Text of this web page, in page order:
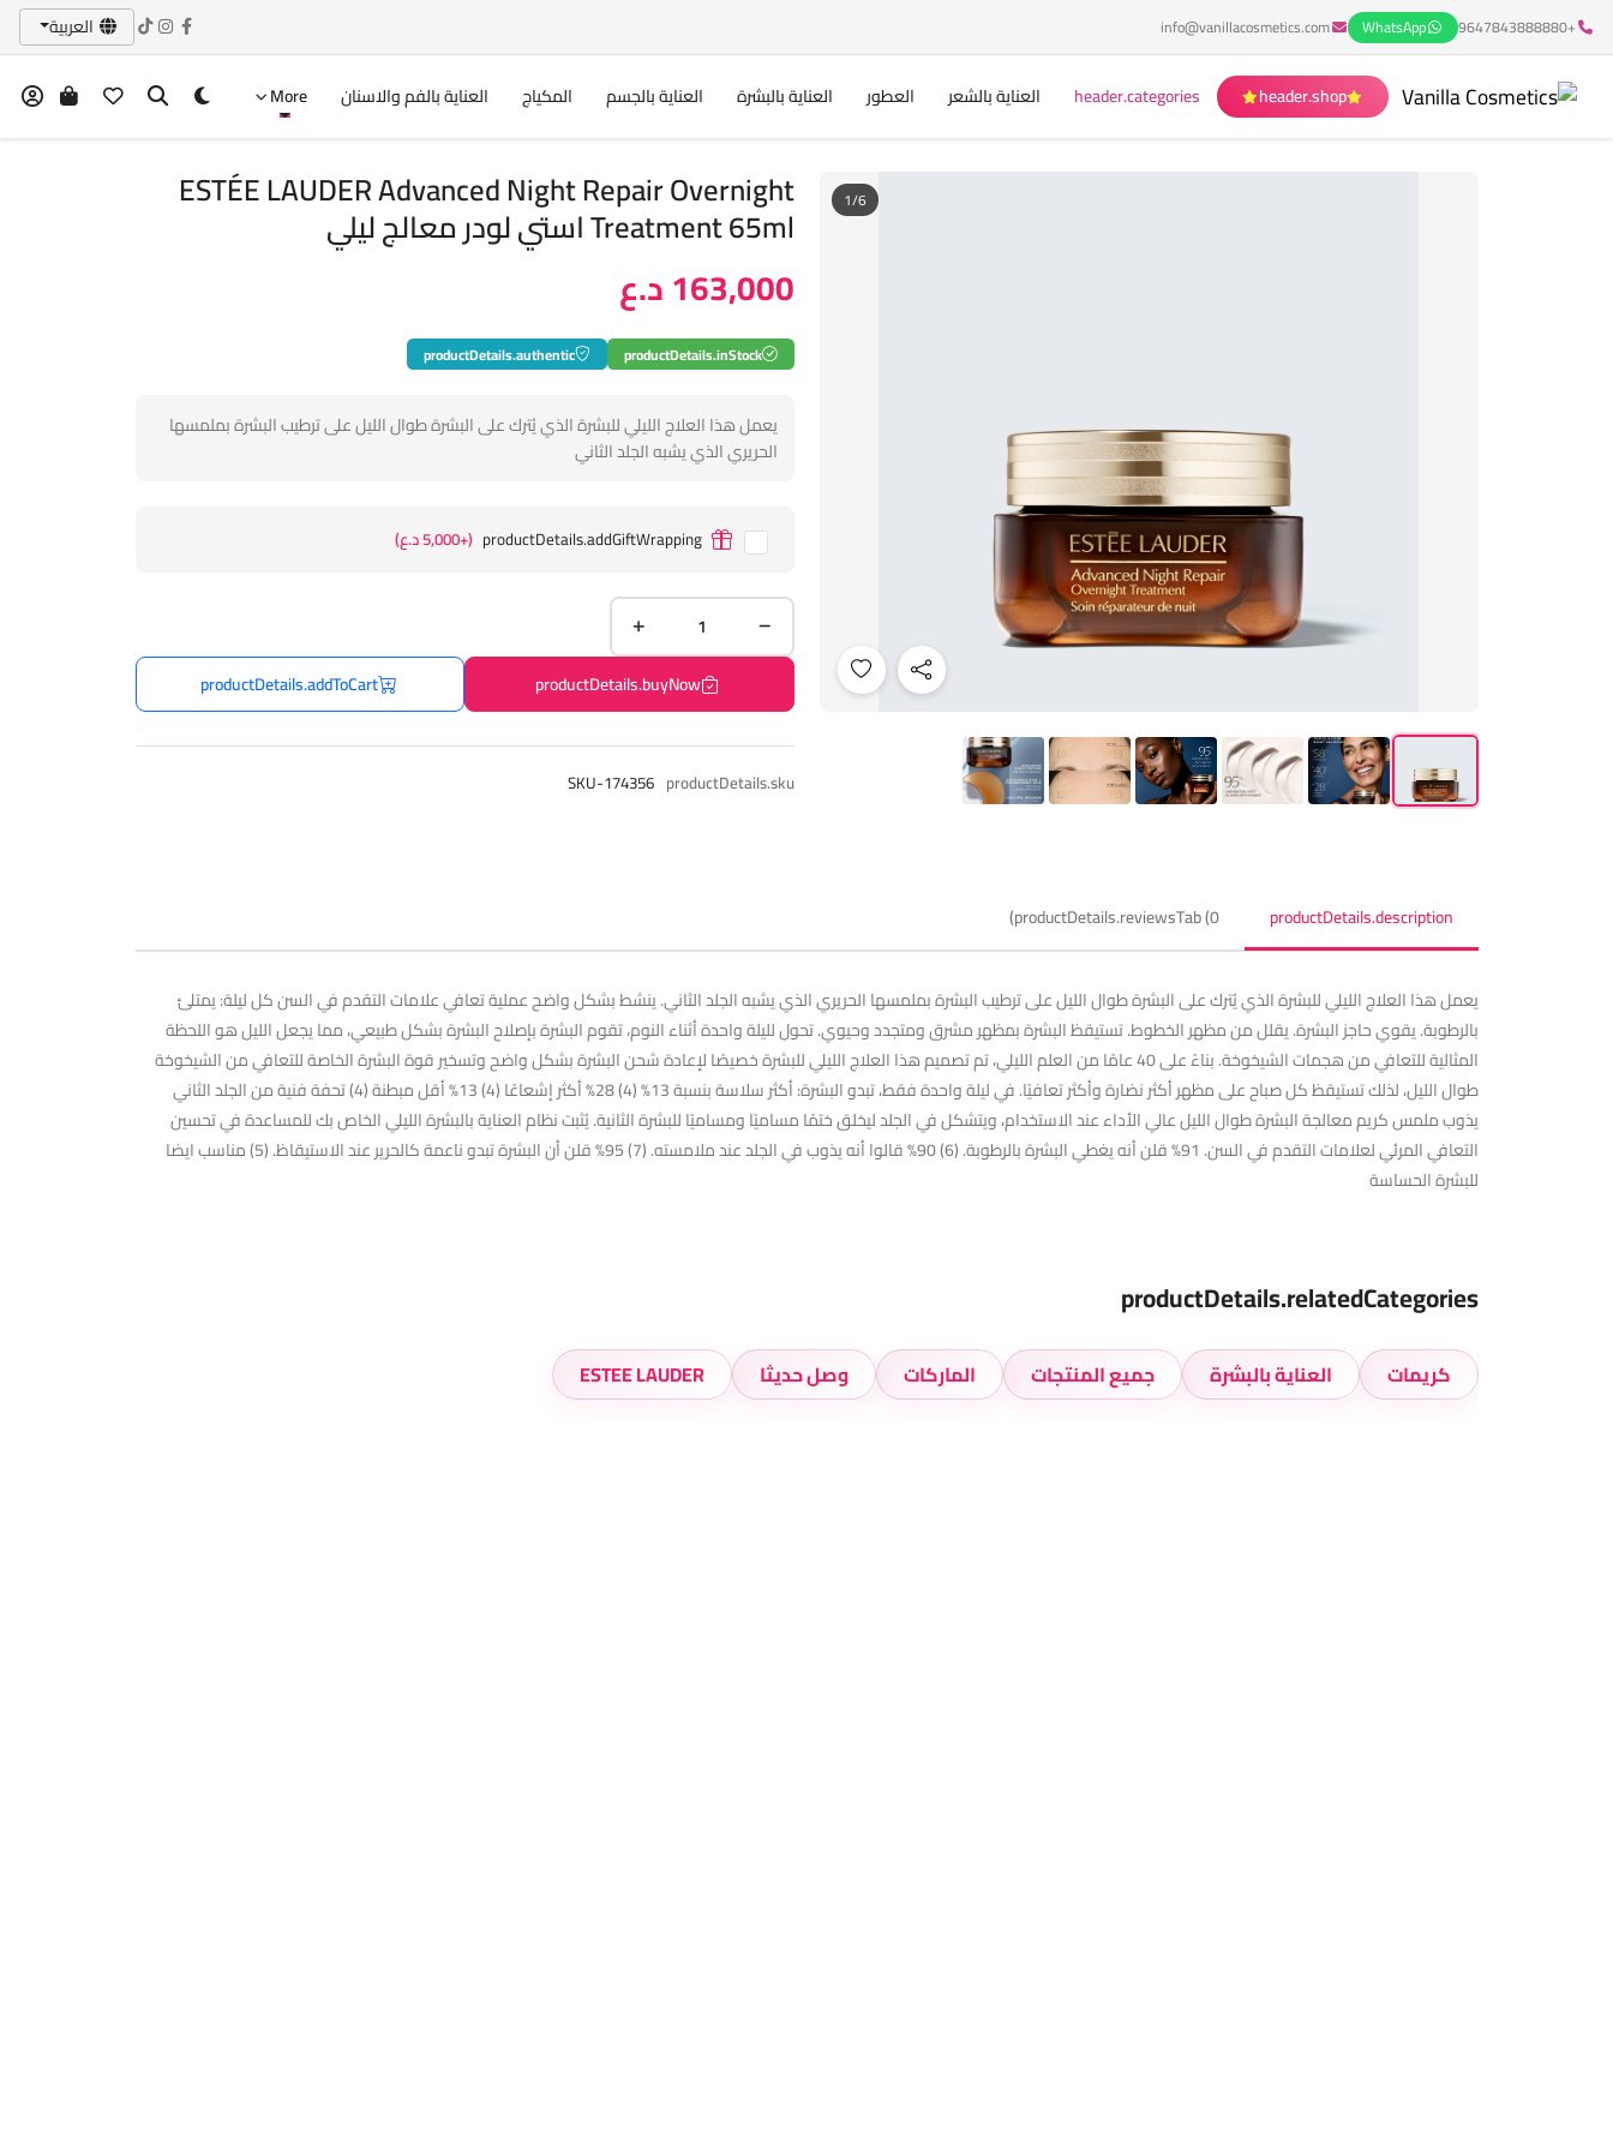
+9647843888880
WhatsApp
info@vanillacosmetics.com العربية
header.shop
header.categories العناية بالشعر العطور العناية بالبشرة العناية بالجسم المكياج العناية بالفم والاسنان More
1/6
ESTÉE LAUDER Advanced Night Repair Overnight
Treatment 65ml استي لودر معالج ليلي
163,000 د.ع
productDetails.inStock
productDetails.authentic
يعمل هذا العلاج الليلي للبشرة الذي يُترك على البشرة طوال الليل على ترطيب البشرة بملمسها
الحريري الذي يشبه الجلد الثاني
productDetails.addGiftWrapping (+5,000 د.ع)
productDetails.buyNow
productDetails.addToCart
productDetails.sku
SKU-174356
productDetails.description
productDetails.reviewsTab (0)
يعمل هذا العلاج الليلي للبشرة الذي يُترك على البشرة طوال الليل على ترطيب البشرة بملمسها الحريري الذي يشبه الجلد الثاني. ينشط بشكل واضح عملية تعافي علامات التقدم في السن كل ليلة: يمتلئ
بالرطوبة. يقوي حاجز البشرة. يقلل من مظهر الخطوط. تستيقظ البشرة بمظهر مشرق ومتجدد وحيوي. تحول لليلة واحدة أثناء النوم، تقوم البشرة بإصلاح البشرة بشكل طبيعي، مما يجعل الليل هو اللحظة
المثالية للتعافي من هجمات الشيخوخة. بناءً على 40 عامًا من العلم الليلي، تم تصميم هذا العلاج الليلي للبشرة خصيصًا لإعادة شحن البشرة بشكل واضح وتسخير قوة البشرة الخاصة للتعافي من الشيخوخة
طوال الليل، لذلك تستيقظ كل صباح على مظهر أكثر نضارة وأكثر تعافيًا. في ليلة واحدة فقط، تبدو البشرة: أكثر سلاسة بنسبة 13% (4) 28% أكثر إشعاعًا (4) 13% أقل مبطنة (4) تحفة فنية من الجلد الثاني
يذوب ملمس كريم معالجة البشرة طوال الليل عالي الأداء عند الاستخدام، ويتشكل في الجلد ليخلق ختمًا مساميًا ومساميًا للبشرة الثانية. يُثبت نظام العناية بالبشرة الليلي الخاص بك للمساعدة في تحسين
التعافي المرئي لعلامات التقدم في السن. 91% قلن أنه يغطي البشرة بالرطوبة. (6) 90% قالوا أنه يذوب في الجلد عند ملامسته. (7) 95% قلن أن البشرة تبدو ناعمة كالحرير عند الاستيقاظ. (5) مناسب ايضا
للبشرة الحساسة
productDetails.relatedCategories
كريمات العناية بالبشرة جميع المنتجات الماركات وصل حديثا ESTEE LAUDER